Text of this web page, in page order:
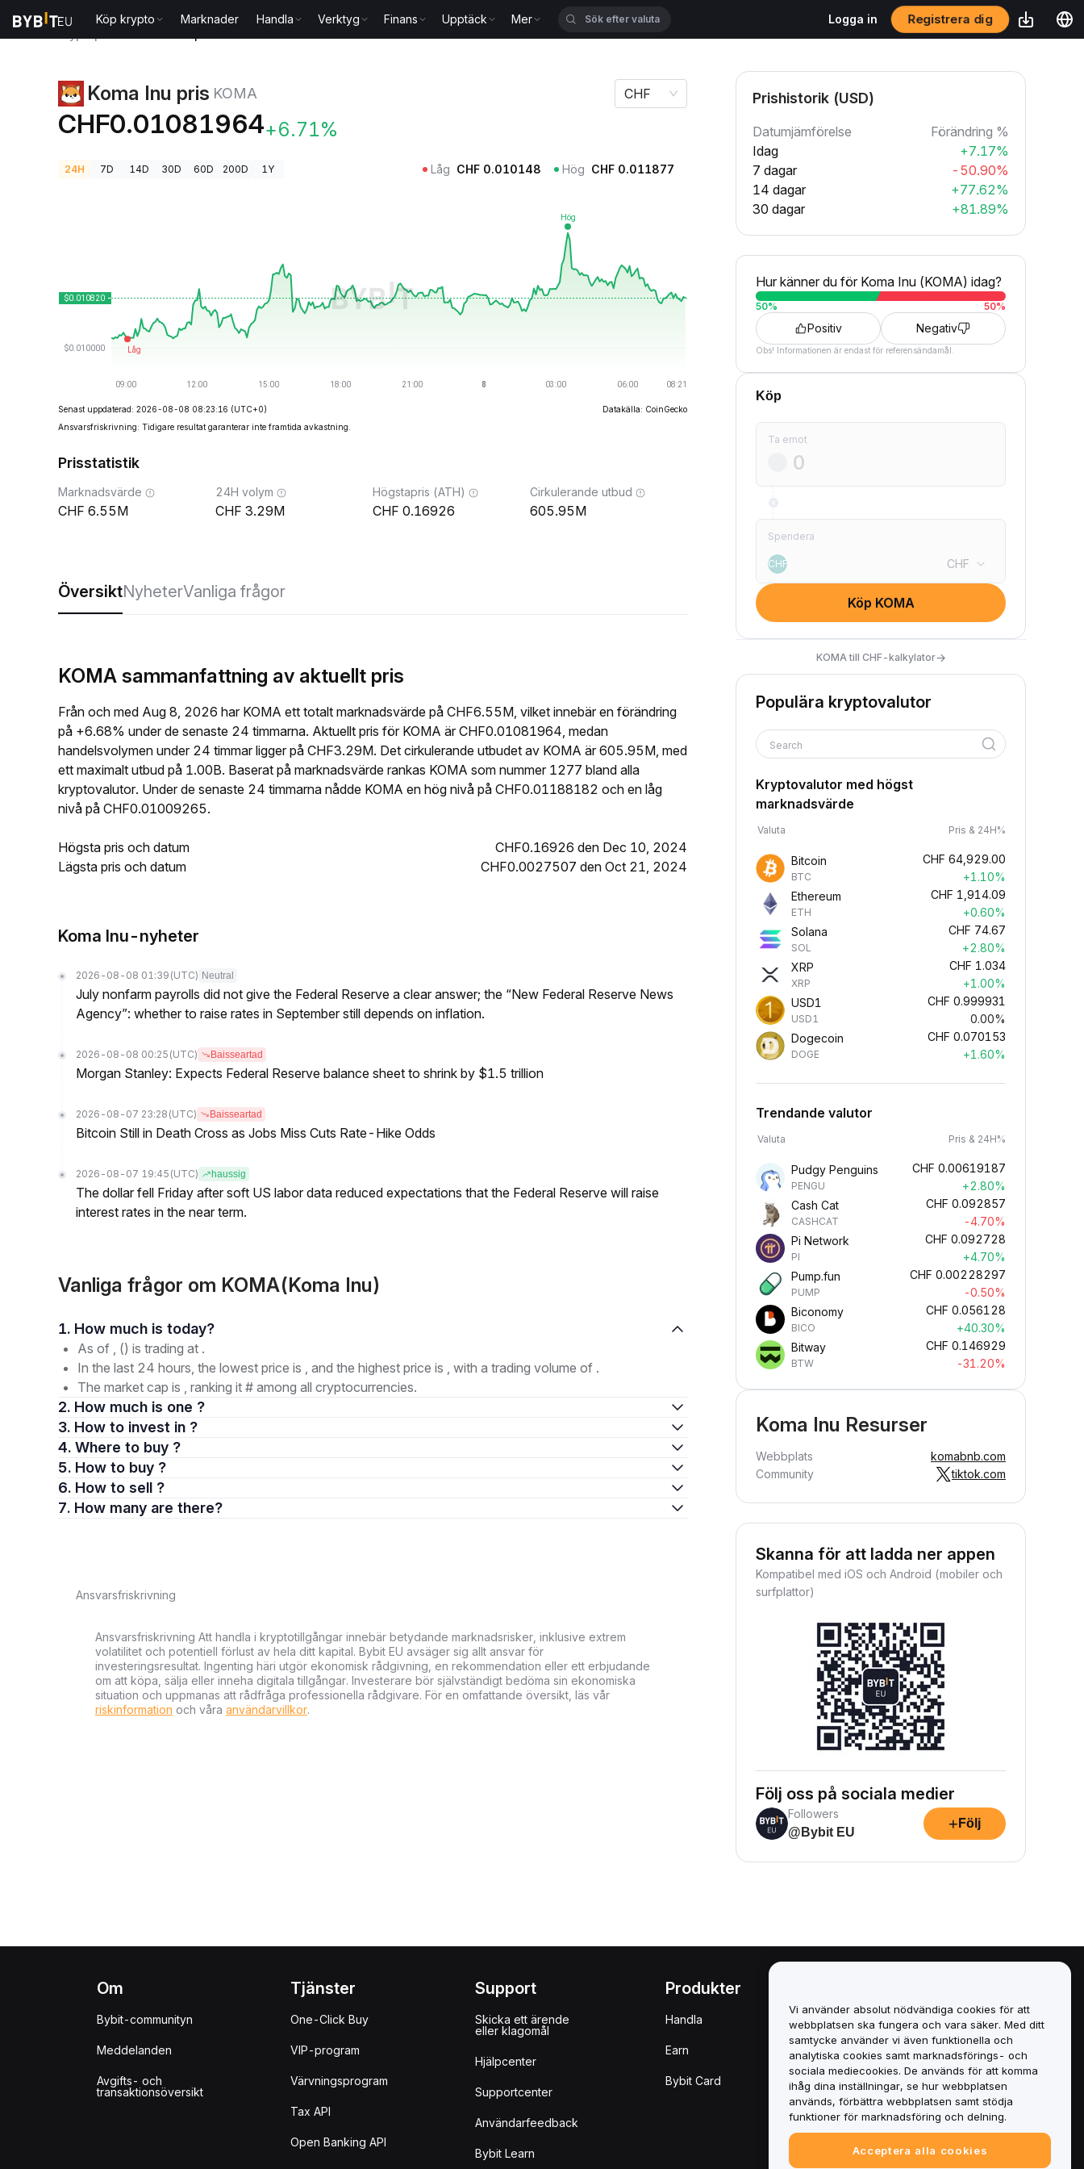
Köp krypto Marknader Handla Verktyg Finans Upptäck Mer Logga in Registrera dig
Koma Inu pris KOMA
CHF0.01081964+6.71%
CHF
24H 7D 14D 30D 60D 200D 1Y Låg CHF 0.010148 Hög CHF 0.011877
Senast uppdaterad: 2026-08-08 08:23:16 (UTC+0)
Datakälla: CoinGecko
Ansvarsfriskrivning: Tidigare resultat garanterar inte framtida avkastning.
Prisstatistik
Marknadsvärde
6.55M
24H volym
3.29M
Högstapris (ATH)
0.16926
Cirkulerande utbud
605.95M
ÖversiktNyheterVanliga frågor
KOMA sammanfattning av aktuellt pris
Från och med Aug 8, 2026 har KOMA ett totalt marknadsvärde på CHF6.55M, vilket innebär en förändring
på +6.68% under de senaste 24 timmarna. Aktuellt pris för KOMA är CHF0.01081964, medan
handelsvolymen under 24 timmar ligger på CHF3.29M. Det cirkulerande utbudet av KOMA är 605.95M, med
ett maximalt utbud på 1.00B. Baserat på marknadsvärde rankas KOMA som nummer 1277 bland alla
kryptovalutor. Under de senaste 24 timmarna nådde KOMA en hög nivå på CHF0.01188182 och en låg
nivå på CHF0.01009265.
Högsta pris och datum
CHF0.16926 den Dec 10, 2024
Lägsta pris och datum
CHF0.0027507 den Oct 21, 2024
Koma Inu-nyheter
2026-08-08 01:39 (UTC) Neutral
July nonfarm payrolls did not give the Federal Reserve a clear answer; the “New Federal Reserve News
Agency”: whether to raise rates in September still depends on inflation.
2026-08-08 00:25 (UTC) Baisseartad
Morgan Stanley: Expects Federal Reserve balance sheet to shrink by $1.5 trillion
2026-08-07 23:28 (UTC) Baisseartad
Bitcoin Still in Death Cross as Jobs Miss Cuts Rate-Hike Odds
2026-08-07 19:45 (UTC) haussig
The dollar fell Friday after soft US labor data reduced expectations that the Federal Reserve will raise
interest rates in the near term.
Vanliga frågor om KOMA(Koma Inu)
1. How much is today?
As of , () is trading at .
In the last 24 hours, the lowest price is , and the highest price is , with a trading volume of .
The market cap is , ranking it # among all cryptocurrencies.
2. How much is one ?
3. How to invest in ?
4. Where to buy ?
5. How to buy ?
6. How to sell ?
7. How many are there?
Ansvarsfriskrivning
Ansvarsfriskrivning Att handla i kryptotillgångar innebär betydande marknadsrisker, inklusive extrem
volatilitet och potentiell förlust av hela ditt kapital. Bybit EU avsäger sig allt ansvar för
investeringsresultat. Ingenting häri utgör ekonomisk rådgivning, en rekommendation eller ett erbjudande
om att köpa, sälja eller inneha digitala tillgångar. Investerare bör självständigt bedöma sin ekonomiska
situation och uppmanas att rådfråga professionella rådgivare. För en omfattande översikt, läs vår
riskinformation och våra användarvillkor.
Prishistorik (USD)
Datumjämförelse
Förändring %
Idag
+7.17%
7 dagar
-50.90%
14 dagar
+77.62%
30 dagar
+81.89%
Hur känner du för Koma Inu (KOMA) idag?
50% 50%
Positiv Negativ
Obs! Informationen är endast för referensändamål.
Köp
Ta emot
Spendera
CHF CHF
Köp KOMA
KOMA till CHF-kalkylator→
Populära kryptovalutor
Search
Kryptovalutor med högst
marknadsvärde
Valuta Pris & 24H%
Bitcoin
BTC
CHF 64,929.00
+1.10%
Ethereum
ETH
CHF 1,914.09
+0.60%
Solana
SOL
CHF 74.67
+2.80%
XRP
XRP
CHF 1.034
+1.00%
USD1
USD1
CHF 0.999931
0.00%
Dogecoin
DOGE
CHF 0.070153
+1.60%
Trendande valutor
Valuta Pris & 24H%
Pudgy Penguins
PENGU
CHF 0.00619187
+2.80%
Cash Cat
CASHCAT
CHF 0.092857
-4.70%
Pi Network
PI
CHF 0.092728
+4.70%
Pump.fun
PUMP
CHF 0.00228297
-0.50%
Biconomy
BICO
CHF 0.056128
+40.30%
Bitway
BTW
CHF 0.146929
-31.20%
Koma Inu Resurser
Webbplats
komabnb.com
Community
tiktok.com
Skanna för att ladda ner appen
Kompatibel med iOS och Android (mobiler och
surfplattor)
Följ oss på sociala medier
Followers
@Bybit EU
+ Följ
Om
Bybit-communityn
Meddelanden
Avgifts- och
transaktionsöversikt
Tjänster
One-Click Buy
VIP-program
Värvningsprogram
Tax API
Open Banking API
Support
Skicka ett ärende
eller klagomål
Hjälpcenter
Supportcenter
Användarfeedback
Bybit Learn
Produkter
Handla
Earn
Bybit Card
Policy för intressekonflikter
Sammanfattning av policyn
för depåförvaring och
administration
ESG-information
Crypto-Asset White Papers
Vi använder absolut nödvändiga cookies för att
webbplatsen ska fungera och vara säker. Med ditt
samtycke använder vi även funktionella och
analytiska cookies samt marknadsförings- och
sociala mediecookies. De används för att komma
ihåg dina inställningar, se hur webbplatsen
används, förbättra webbplatsen samt stödja
funktioner för marknadsföring och delning.
Acceptera alla cookies